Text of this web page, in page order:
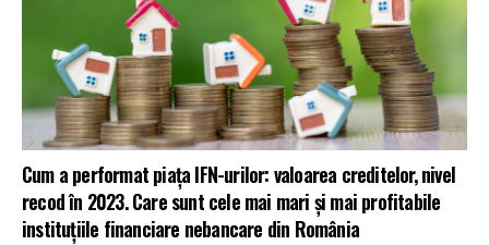
Cum a performat piața IFN-urilor: valoarea creditelor, nivel
recod în 2023. Care sunt cele mai mari și mai profitabile
instituțiile financiare nebancare din România